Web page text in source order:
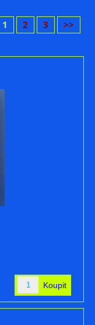
1 2 3 >>